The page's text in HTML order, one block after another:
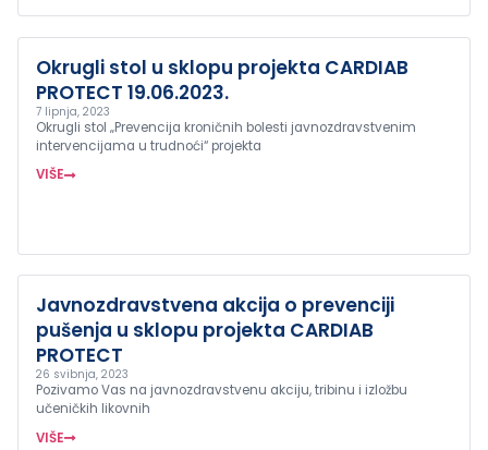
Okrugli stol u sklopu projekta CARDIAB
PROTECT 19.06.2023.
7 lipnja, 2023
Okrugli stol „Prevencija kroničnih bolesti javnozdravstvenim
intervencijama u trudnoći“ projekta
VIŠE
Javnozdravstvena akcija o prevenciji
pušenja u sklopu projekta CARDIAB
PROTECT
26 svibnja, 2023
Pozivamo Vas na javnozdravstvenu akciju, tribinu i izložbu
učeničkih likovnih
VIŠE